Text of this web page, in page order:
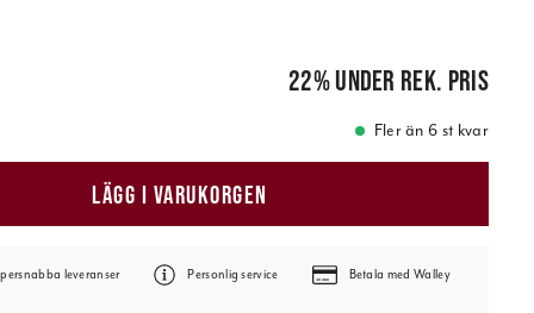
22%under rek. pris
Fler än 6 st kvar
LÄGG I VARUKORGEN
leveranser Personlig service Betala med Walley